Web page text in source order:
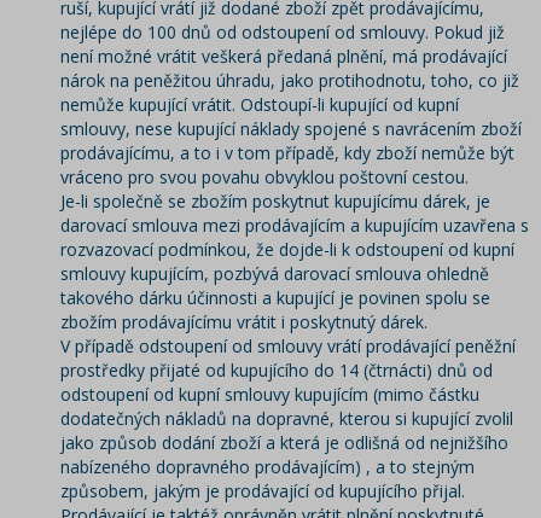
ruší, kupující vrátí již dodané zboží zpět prodávajícímu,
nejlépe do 100 dnů od odstoupení od smlouvy. Pokud již
není možné vrátit veškerá předaná plnění, má prodávající
nárok na peněžitou úhradu, jako protihodnotu, toho, co již
nemůže kupující vrátit. Odstoupí-li kupující od kupní
smlouvy, nese kupující náklady spojené s navrácením zboží
prodávajícímu, a to i v tom případě, kdy zboží nemůže být
vráceno pro svou povahu obvyklou poštovní cestou.
Je-li společně se zbožím poskytnut kupujícímu dárek, je
darovací smlouva mezi prodávajícím a kupujícím uzavřena s
rozvazovací podmínkou, že dojde-li k odstoupení od kupní
smlouvy kupujícím, pozbývá darovací smlouva ohledně
takového dárku účinnosti a kupující je povinen spolu se
zbožím prodávajícímu vrátit i poskytnutý dárek.
V případě odstoupení od smlouvy vrátí prodávající peněžní
prostředky přijaté od kupujícího do 14 (čtrnácti) dnů od
odstoupení od kupní smlouvy kupujícím (mimo částku
dodatečných nákladů na dopravné, kterou si kupující zvolil
jako způsob dodání zboží a která je odlišná od nejnižšího
nabízeného dopravného prodávajícím) , a to stejným
způsobem, jakým je prodávající od kupujícího přijal.